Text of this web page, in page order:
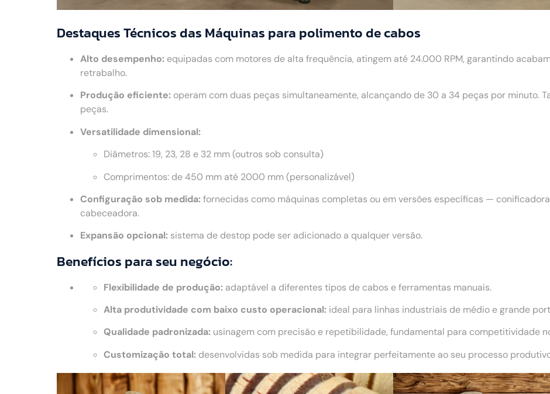
Destaques Técnicos das Máquinas para polimento de cabos
Alto desempenho: equipadas com motores de alta frequência, atingem até 24.000 RPM, garantindo
retrabalho.
Produção eficiente: operam com duas peças simultaneamente, alcançando de 30 a 34 peças por minuto.
peças.
Versatilidade dimensional:
Diâmetros: 19, 23, 28 e 32 mm (outros sob consulta)
Comprimentos: de 450 mm até 2000 mm (personalizável)
Configuração sob medida:fornecidas como máquinas completas ou em versões específicas —
cabeceadora.
Expansão opcional: sistema de destop pode ser adicionado a qualquer versão.
Benefícios para seu negócio:
Flexibilidade de produção: adaptável a diferentes tipos de cabos e ferramentas manuais.
Alta produtividade com baixo custo operacional: ideal para linhas industriais de médio e grande
Qualidade padronizada: usinagem com precisão e repetibilidade, fundamental para competitividade
Customização total: desenvolvidas sob medida para integrar perfeitamente ao seu processo